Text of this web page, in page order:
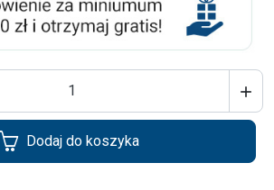

Dodaj do koszyka